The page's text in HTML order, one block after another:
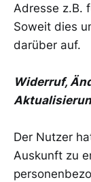
Adresse z.B.
Soweit dies
darüber auf.
Widerruf,
Der Nutzer
Auskunft zu